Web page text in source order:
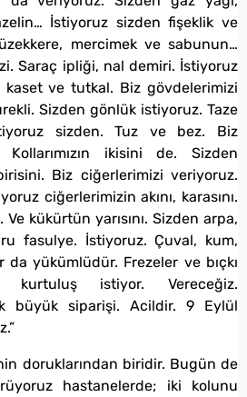
İstiyoruz sizden fişeklik ve
mercimek ve sabunun…
Saraç ipliği, nal demiri. İstiyoruz
ve tutkal. Biz gövdelerimizi
Sizden gönlük istiyoruz. Taze
sizden. Tuz ve bez. Biz
Kollarımızın ikisini de. Sizden
Biz ciğerlerimizi veriyoruz.
ciğerlerimizin akını, karasını.
kükürtün yarısını. Sizden arpa,
fasulye. İstiyoruz. Çuval, kum,
da yükümlüdür. Frezeler ve bıçkı
kurtuluş istiyor. Vereceğiz.
büyük siparişi. Acildir. 9 Eylül
doruklarından biridir. Bugün de
hastanelerde; iki kolunu